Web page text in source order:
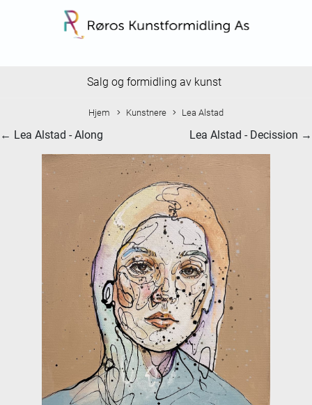
Salg og formidling av kunst
Hjem Kunstnere Lea Alstad
Lea Alstad - Decission →
← Lea Alstad - Along